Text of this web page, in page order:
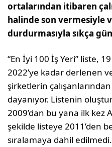
ortalarından itibaren
halinde son vermesiyle
durdurmasıyla sıkça
“En İyi 100 İş Yeri” liste,
2022’ye kadar derlenen
şirketlerin
dayanıyor. Listenin
2009’dan bu yana ilk kez
şekilde listeye 2011’den
sıralamaya dahil